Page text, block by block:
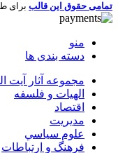
تمامی حقوق این قالب برای
منو
دسته بندی ها
مجموعه آثار آيت
الهیات و فلسفه
اقتصاد
مديريت
علوم سياسي
فرهنگ و ارتباطات